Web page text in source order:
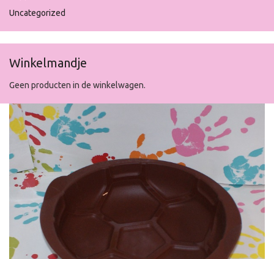
Uncategorized
Winkelmandje
Geen producten in de winkelwagen.